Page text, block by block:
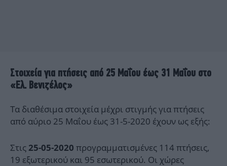
Στοιχεία για πτήσεις από 25 Μαΐου έως 31 Μαΐου στο
«Ελ. Βενιζέλος»
Τα διαθέσιμα στοιχεία μέχρι στιγμής για πτήσεις
από αύριο 25 Μαΐου έως 31-5-2020 έχουν ως εξής:
Στις 25-05-2020 προγραμματισμένες 114 πτήσεις,
19 εξωτερικού και 95 εσωτερικού. Οι χώρες